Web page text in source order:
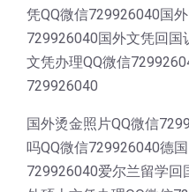
凭QQ微信729926040国
729926040国外文凭回国
文凭办理QQ微信
729926040
国外烫金照片QQ微信
吗QQ微信729926040德
729926040爱尔兰留学回